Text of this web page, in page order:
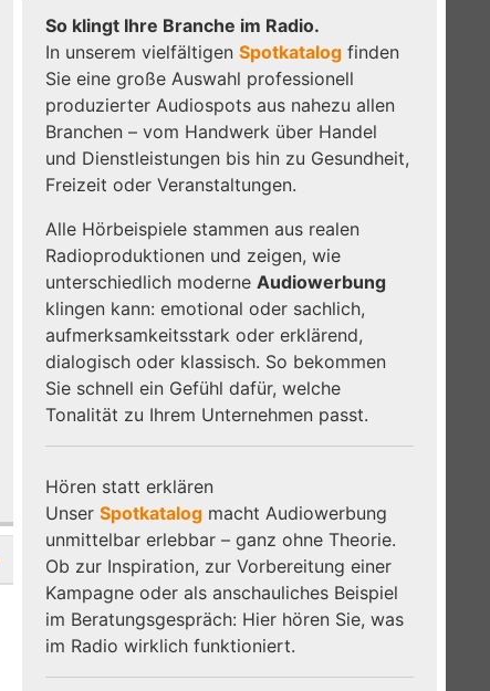
So klingt Ihre Branche im Radio.
In unserem vielfältigenSpotkatalog finden
Sie eine große Auswahl professionell
produzierter Audiospots aus nahezu allen
Branchen – vom Handwerk über Handel
und Dienstleistungen bis hin zu Gesundheit,
Freizeit oder Veranstaltungen.
Alle Hörbeispiele stammen aus realen
Radioproduktionen und zeigen, wie
unterschiedlich moderne Audiowerbung
klingen kann: emotional oder sachlich,
aufmerksamkeitsstark oder erklärend,
dialogisch oder klassisch. So bekommen
Sie schnell ein Gefühl dafür, welche
Tonalität zu Ihrem Unternehmen passt.
Hören statt erklären
UnserSpotkatalog macht Audiowerbung
unmittelbar erlebbar – ganz ohne Theorie.
Ob zur Inspiration, zur Vorbereitung einer
Kampagne oder als anschauliches Beispiel
im Beratungsgespräch: Hier hören Sie, was
im Radio wirklich funktioniert.